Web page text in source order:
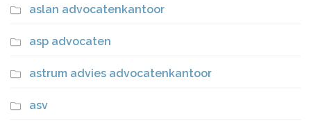
aslan advocatenkantoor
asp advocaten
astrum advies advocatenkantoor
asv